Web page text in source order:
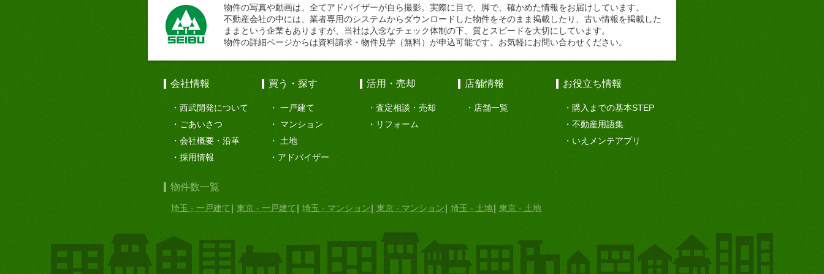
物件の写真や動画は、全てアドバイザーが自ら撮影。実際に目で、脚で、確かめた情報をお届けしています。
不動産会社の中には、業者専用のシステムからダウンロードした物件をそのまま掲載したり、古い情報を掲載した
ままという企業もありますが、当社は入念なチェック体制の下、質とスピードを大切にしています。
物件の詳細ページからは資料請求・物件見学（無料）が申込可能です。お気軽にお問い合わせください。
会社情報
西武開発について
ごあいさつ
会社概要・沿革
採用情報
買う・探す
一戸建て
マンション
土地
アドバイザー
活用・売却
査定相談・売却
リフォーム
店舗情報
店舗一覧
お役立ち情報
購入までの基本STEP
不動産用語集
いえメンテアプリ
物件数一覧
埼玉 - 一戸建て 東京 - 一戸建て 埼玉 - マンション 東京 - マンション 埼玉 - 土地 東京 - 土地